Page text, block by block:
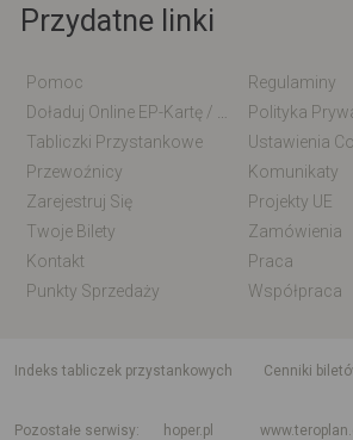
Przydatne linki
Pomoc
Regulaminy
Polityka
Tabliczki Przystankowe
Ustawienia
Przewoźnicy
Komunikaty
Zarejestruj Się
Projekty UE
Twoje Bilety
Zamówienia
Kontakt
Praca
Punkty Sprzedaży
Współpraca
indeks tabliczek przystankowych
Cenniki
Pozostałe serwisy
hoper.pl